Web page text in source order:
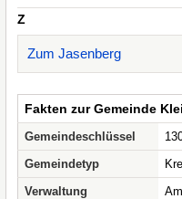
Z
Zum Jasenberg
Fakten zur Gemeinde
Gemeindeschlüssel
Gemeindetyp
Verwaltung